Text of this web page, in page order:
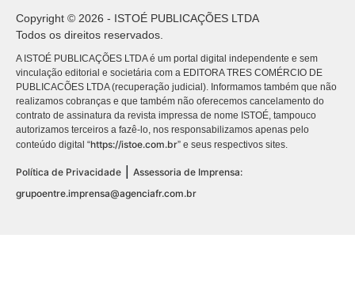
Copyright © 2026 - ISTOÉ PUBLICAÇÕES LTDA
Todos os direitos reservados.
A ISTOÉ PUBLICAÇÕES LTDA é um portal digital independente e sem
vinculação editorial e societária com a EDITORA TRES COMÉRCIO DE
PUBLICACÕES LTDA (recuperação judicial). Informamos também que não
realizamos cobranças e que também não oferecemos cancelamento do
contrato de assinatura da revista impressa de nome ISTOÉ, tampouco
autorizamos terceiros a fazê-lo, nos responsabilizamos apenas pelo
conteúdo digital “https://istoe.com.br” e seus respectivos sites.
Política de Privacidade
Assessoria de Imprensa:
grupoentre.imprensa@agenciafr.com.br